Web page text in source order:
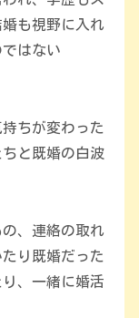
も視野に入れ
はない
ちが変わった
と既婚の白波
、連絡の取れ
り既婚だった
、一緒に婚活